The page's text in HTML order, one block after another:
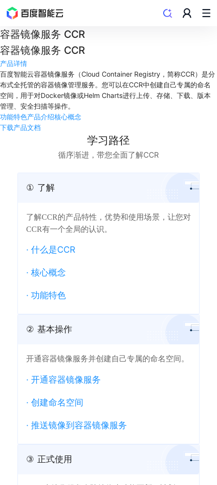
容器镜像服务 CCR
容器镜像服务 CCR
产品详情
百度智能云容器镜像服务（Cloud Container Registry，简称CCR）是分
布式全托管的容器镜像管理服务。您可以在CCR中创建自己专属的命名
空间，用于对Docker镜像或Helm Charts进行上传、存储、下载、版本
管理、安全扫描等操作。
功能特色产品介绍核心概念
下载产品文档
学习路径
循序渐进，带您全面了解CCR
① 了解
了解CCR的产品特性，优势和使用场景，让您对
CCR有一个全局的认识。
· 什么是CCR
· 核心概念
· 功能特色
② 基本操作
开通容器镜像服务并创建自己专属的命名空间。
· 开通容器镜像服务
· 创建命名空间
· 推送镜像到容器镜像服务
③ 正式使用